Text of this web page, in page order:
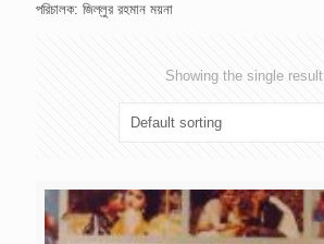
পরিচালক: জিল্লুর রহমান ময়না
Showing the single result